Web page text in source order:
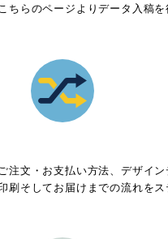
ちらのページよりデータ入稿を
注文・お支払い方法、デザイン
刷そしてお届けまでの流れをス